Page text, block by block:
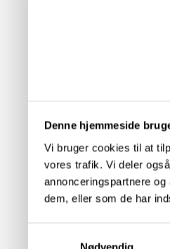
Denne hjemmeside
Vi bruger cookies til at
vores trafik. Vi deler
annonceringspartnere
dem, eller som de har